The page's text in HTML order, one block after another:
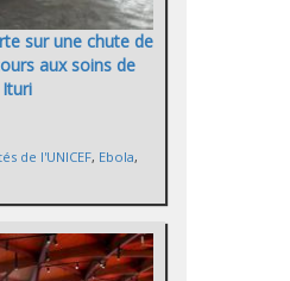
sur une chute de
aux soins de
de l'UNICEF, Ebola,